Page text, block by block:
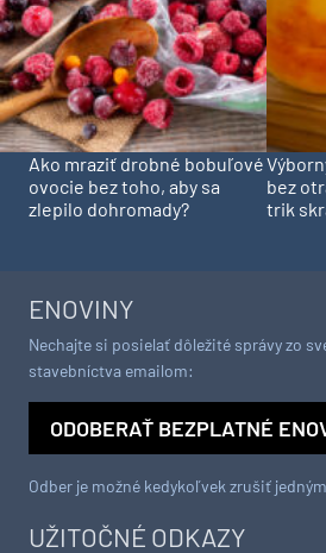
Ako mraziť drobné bobuľové
ovocie bez toho, aby sa
zlepilo dohromady?
bez
trik
UŽITOČNÉ ODKAZY
ENOVINY
Nechajte si posielať dôležité správy zo
stavebníctva emailom:
ODOBERAŤ BEZPLATNÉ
Odber je možné kedykoľvek zrušiť